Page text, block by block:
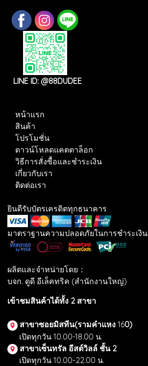
LINE ID: @88DUDEE
หน้าแรก
สินค้า
โปรโมชั่น
ดาวน์โหลดแคตตาล็อก
วิธีการสั่งซื้อและชำระเงิน
เกี่ยวกับเรา
ติดต่อเรา
ยินดีรับบัตรเครดิตทุกธนาคาร
มาตราฐานความปลอดภัยในการชำระเงิน
ผลิตและจำหน่ายโดย：
บจก. ดูดี อีเล็คทริค (สำนักงานใหญ่)
เข้าชมสินค้าได้ทั้ง 2 สาขา
สาขาซอยมิสทีน(รามคำแหง 160)
เปิดทุกวัน 10.00-18.00 น.
สาขาเซ็นทรัล อีสต์วิลล์ ชั้น 2
เปิดทุกวัน 10.00-22.00 น.